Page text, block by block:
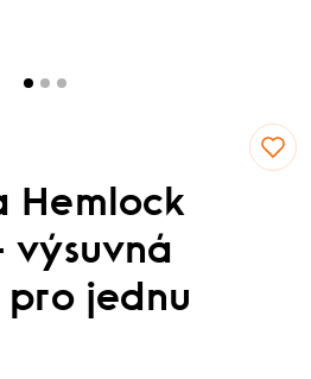
Hemlock
výsuvná
jednu